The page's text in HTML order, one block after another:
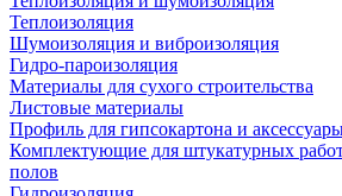
Теплоизоляция
Шумоизоляция и виброизоляция
Гидро-пароизоляция
Материалы для сухого строительства
Листовые материалы
Профиль для гипсокартона и
Комплектующие для штукатурных
полов